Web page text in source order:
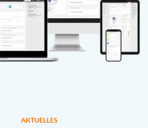
AKTUELLES